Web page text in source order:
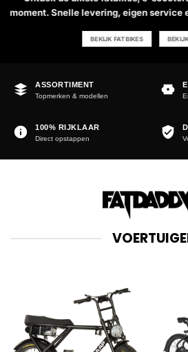
moment. Snelle levering, eigen service
BEKIJK FATBIKES
ASSORTIMENT
Topmerken & modellen
100% RIJKLAAR
Direct opstappen